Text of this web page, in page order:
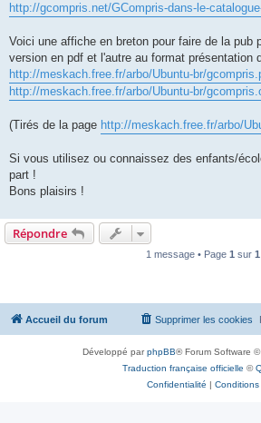
http://gcompris.net/GCompris-dans-le-
Voici une affiche en breton pour faire de la pub
version en pdf et l'autre au format présentation
http://meskach.free.fr/arbo/Ubuntu-br/
http://meskach.free.fr/arbo/Ubuntu-br/
(Tirés de la page http://meskach.free.fr/arbo/
Si vous utilisez ou connaissez des enfants/
part !
Bons plaisirs !
Répondre
1 message • Page 1 sur 1
Accueil du forum Supprimer les cookies
Développé parphpBB® Forum Software
Traduction française officielle ©
Confidentialité | Conditions